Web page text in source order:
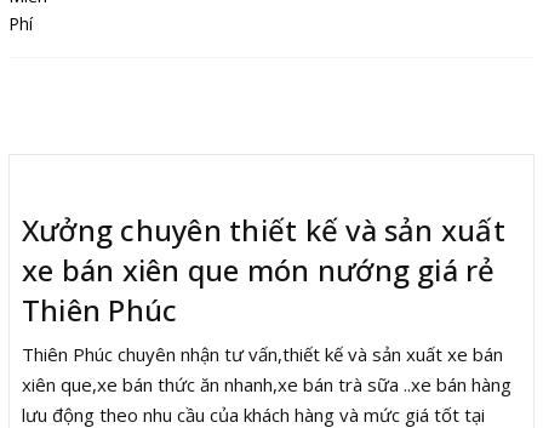
Xưởng chuyên thiết kế và sản xuất
xe bán xiên que món nướng giá rẻ
Thiên Phúc
Thiên Phúc chuyên nhận tư vấn,thiết kế và sản xuất xe bán
xiên que,xe bán thức ăn nhanh,xe bán trà sữa ..xe bán hàng
lưu động theo nhu cầu của khách hàng và mức giá tốt tại